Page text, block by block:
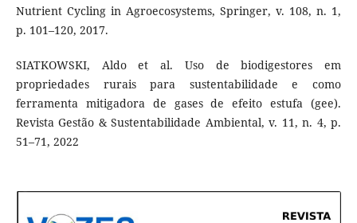
Nutrient Cycling in Agroecosystems, Springer, v. 108, n. 1,
p. 101–120, 2017.
SIATKOWSKI, Aldo et al. Uso de biodigestores em
propriedades rurais para sustentabilidade e como
ferramenta mitigadora de gases de efeito estufa (gee).
Revista Gestão & Sustentabilidade Ambiental, v. 11, n. 4, p.
51–71, 2022